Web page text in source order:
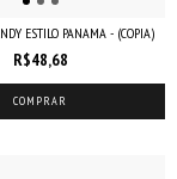
ESTILO PANAMA - (COPIA)
R$48,68
COMPRAR